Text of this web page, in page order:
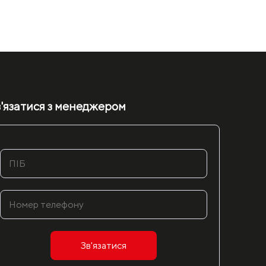
з менеджером
Зв'язатися